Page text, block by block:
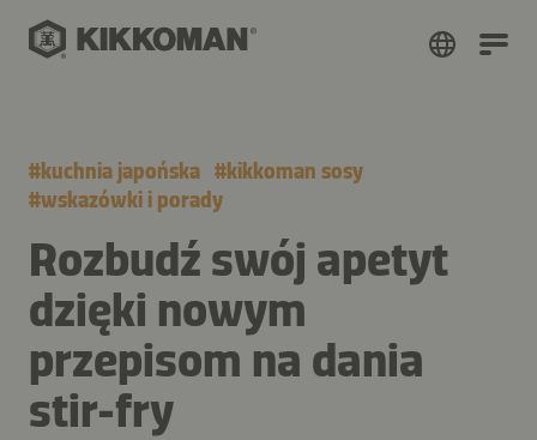
#kuchnia japońska #kikkoman sosy
#wskazówki i porady
Rozbudź swój apetyt
dzięki nowym
przepisom na dania
stir-fry